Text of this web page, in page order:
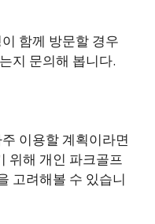
함께 방문할 경우
지 문의해 봅니다.
주 이용할 계획이라면
위해 개인 파크골프
고려해볼 수 있습니